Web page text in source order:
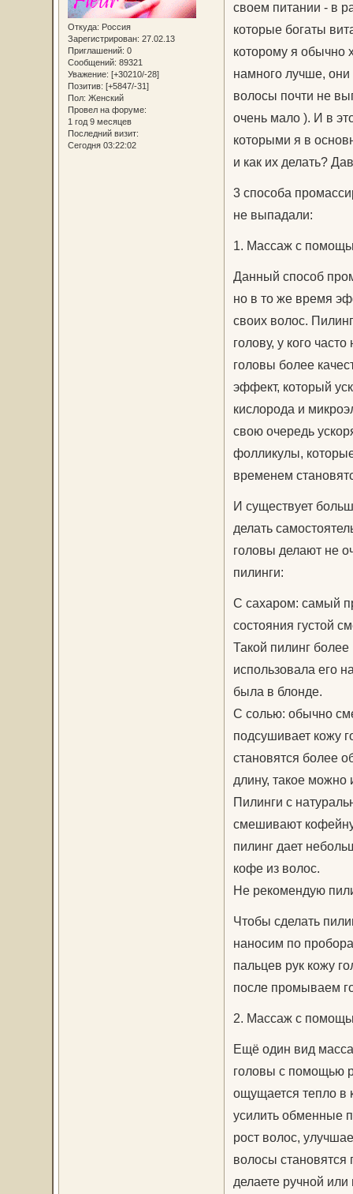
Откуда: Россия
Зарегистрирован: 27.02.13
Приглашений: 0
Сообщений: 89321
Уважение: [+30210/-28]
Позитив: [+5847/-31]
Пол: Женский
Провел на форуме:
1 год 9 месяцев
Последний визит:
Сегодня 03:22:02
своем питании - в
которые богаты
которому я обычно
намного лучше, они
волосы почти не
очень мало ). И в
которыми я в
и как их делать?
3 способа
не выпадали:
1. Массаж с
Данный способ
но в то же время
своих волос.
голову, у кого
головы более
эффект, который
кислорода и
свою очередь
фолликулы,
временем
И существует
делать
головы делают не
пилинги:
С сахаром: самый
состояния густой
Такой пилинг
использовала его
была в блонде.
С солью: обычно
подсушивает кожу
становятся более
длину, такое можно
Пилинги с
смешивают
пилинг дает
кофе из волос.
Не рекомендую
Чтобы сделать
наносим по
пальцев рук кожу
после промываем
2. Массаж с
Ещё один вид
головы с помощью
ощущается тепло в
усилить обменные
рост волос,
волосы
делаете ручной